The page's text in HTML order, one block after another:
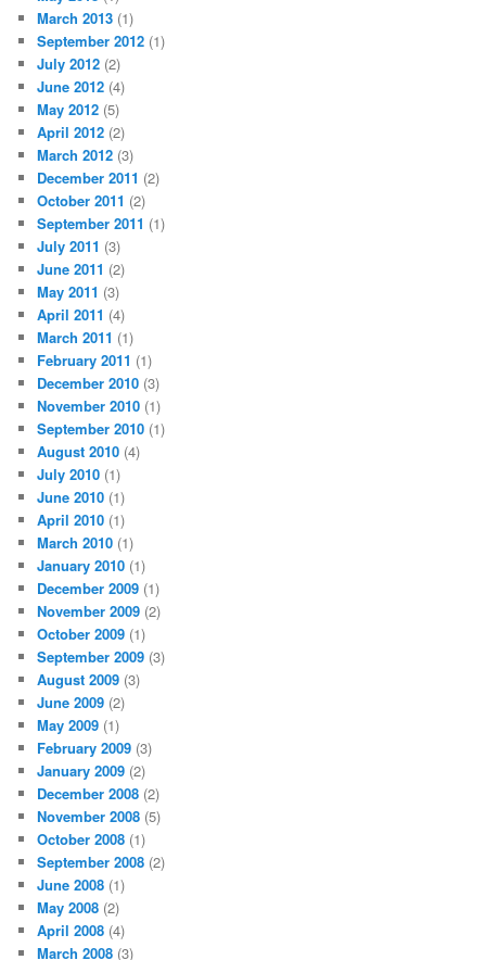
March 2013 (1)
September 2012 (1)
July 2012 (2)
June 2012 (4)
May 2012 (5)
April 2012 (2)
March 2012 (3)
December 2011 (2)
October 2011 (2)
September 2011 (1)
July 2011 (3)
June 2011 (2)
May 2011 (3)
April 2011 (4)
March 2011 (1)
February 2011 (1)
December 2010 (3)
November 2010 (1)
September 2010 (1)
August 2010 (4)
July 2010 (1)
June 2010 (1)
April 2010 (1)
March 2010 (1)
January 2010 (1)
December 2009 (1)
November 2009 (2)
October 2009 (1)
September 2009 (3)
August 2009 (3)
June 2009 (2)
May 2009 (1)
February 2009 (3)
January 2009 (2)
December 2008 (2)
November 2008 (5)
October 2008 (1)
September 2008 (2)
June 2008 (1)
May 2008 (2)
April 2008 (4)
March 2008 (3)